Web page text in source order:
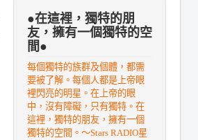
●在這裡，獨特的朋
友，擁有一個獨特的空
間●
每個獨特的族群及個體，都需
要被了解。每個人都是上帝眼
裡閃亮的明星。在上帝的眼
中，沒有障礙，只有獨特。在
這裡，獨特的朋友，擁有一個
獨特的空間。～Stars RADIO星